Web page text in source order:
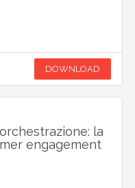
DOWNLOAD
la
engagement